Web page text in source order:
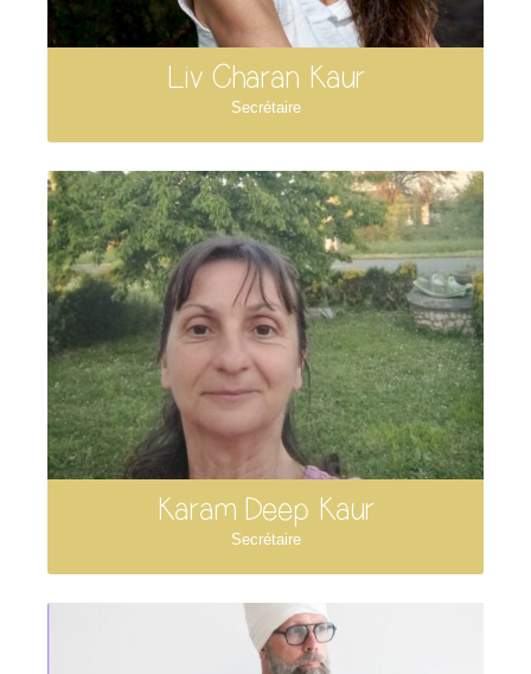
Liv Charan Kaur
Secrétaire
Karam Deep Kaur
Secrétaire